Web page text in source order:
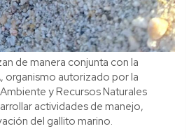
de manera conjunta con la
organismo autorizado por la
y Recursos Naturales
actividades de manejo,
del gallito marino.